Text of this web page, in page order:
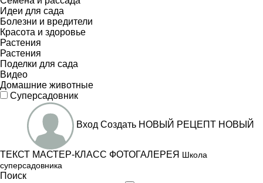
Идеи для сада
Болезни и вредители
Красота и здоровье
Растения
Растения
Поделки для сада
Видео
Домашние животные
Суперсадовник
Вход Создать НОВЫЙ РЕЦЕПТ НОВЫЙ
ТЕКСТ МАСТЕР-КЛАСС ФОТОГАЛЕРЕЯ Школа
суперсадовника
Поиск